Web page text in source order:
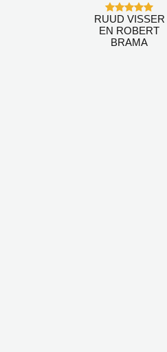
RUUD VISSER
EN ROBERT
BRAMA